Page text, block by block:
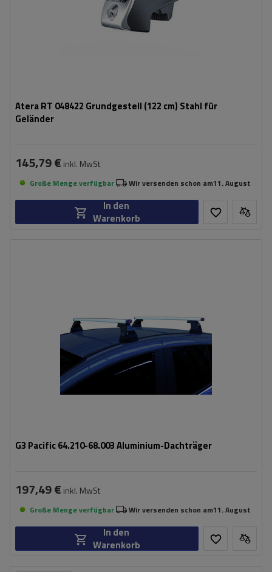
Atera RT 048422 Grundgestell (122 cm) Stahl für
Geländer
145,79 € inkl. MwSt
Große Menge verfügbar Wir versenden schon am11. August
In den
Warenkorb
G3 Pacific 64.210-68.003 Aluminium-Dachträger
197,49 € inkl. MwSt
Große Menge verfügbar Wir versenden schon am11. August
In den
Warenkorb